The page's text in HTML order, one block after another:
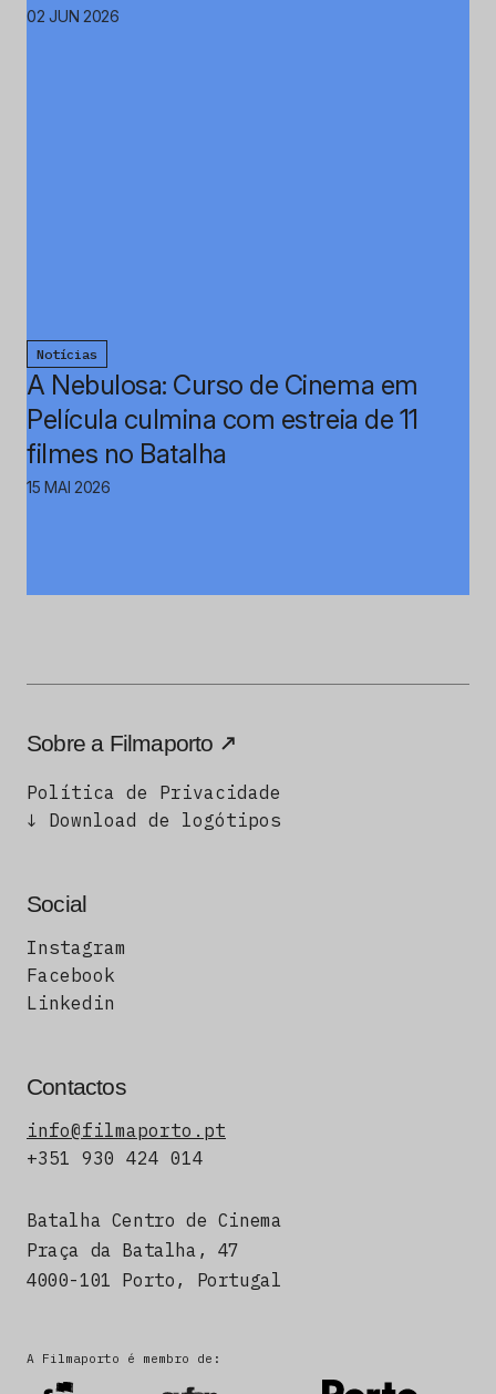
02 JUN 2026
Notícias
A Nebulosa: Curso de Cinema em
Película culmina com estreia de 11
filmes no Batalha
15 MAI 2026
Sobre a Filmaporto
Política de Privacidade
↓ Download de logótipos
Social
Instagram
Facebook
Linkedin
Contactos
info@filmaporto.pt
+351 930 424 014
Batalha Centro de Cinema
Praça da Batalha, 47
4000-101 Porto, Portugal
A Filmaporto é membro de: